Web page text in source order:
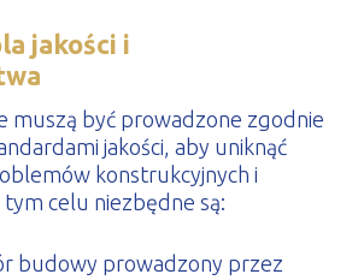
jakości i
muszą być prowadzone zgodnie
jakości, aby uniknąć
konstrukcyjnych i
tym celu niezbędne są:
budowy prowadzony przez